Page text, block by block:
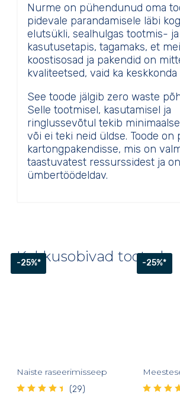
Nurme on pühendunud oma
pidevale parandamisele läbi
elutsükli, sealhulgas tootmis- ja
kasutusetapis, tagamaks, et
koostisosad ja pakendid on
kvaliteetsed, vaid ka keskkonda
See toode jälgib zero waste
Selle tootmisel, kasutamisel ja
ringlussevõtul tekib
või ei teki neid üldse. Toode on
kartongpakendisse, mis on
taastuvatest ressurssidest ja
ümbertöödeldav.
Kokkusobivad tooted
-25%*
Naiste raseerimisseep
(29)
-25%*